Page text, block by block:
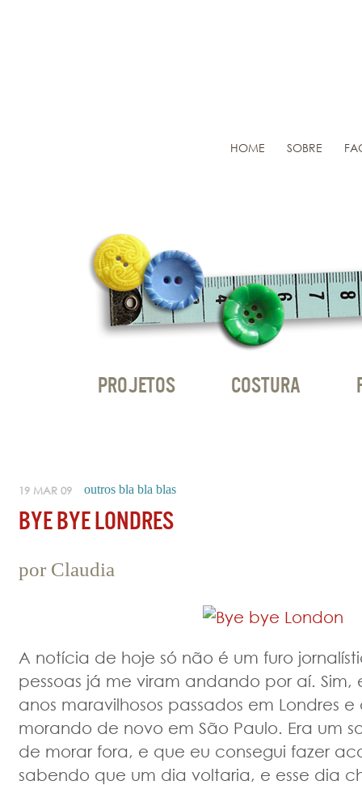
HOME SOBRE
PROJETOS COSTURA
19 MAR 09 outros bla bla blas
BYE BYE LONDRES
por Claudia
A notícia de hoje só não é um furo
pessoas já me viram andando por aí. Sim,
anos maravilhosos passados em Londres
morando de novo em São Paulo. Era um
de morar fora, e que eu consegui fazer
sabendo que um dia voltaria, e esse dia